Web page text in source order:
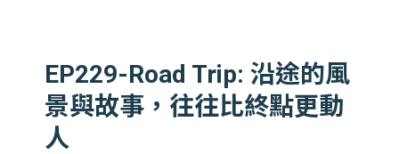
EP229-Road Trip: 沿途的風
景與故事，往往比終點更動
人